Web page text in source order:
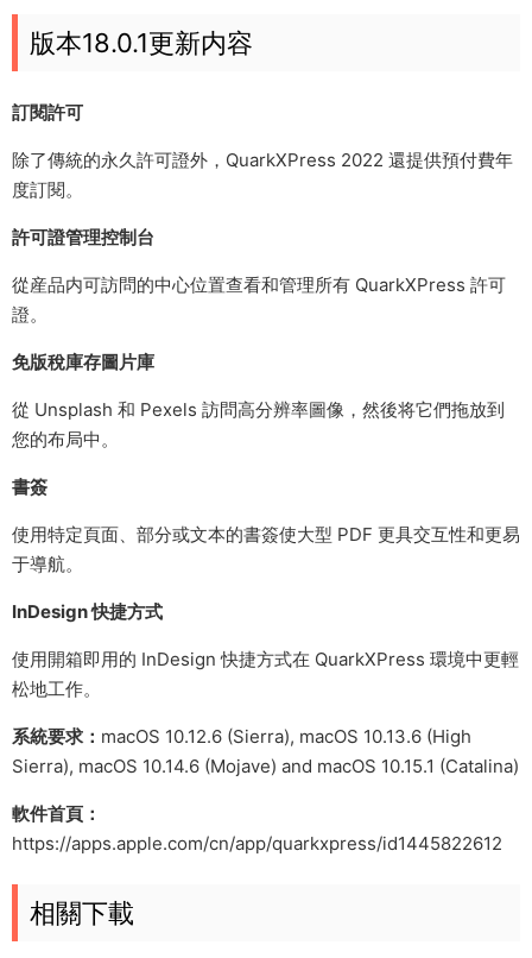
版本18.0.1更新内容
訂閱許可
除了傳統的永久許可證外，QuarkXPress 2022 還提供預付費年
度訂閱。
許可證管理控制台
從産品内可訪問的中心位置查看和管理所有 QuarkXPress 許可
證。
免版稅庫存圖片庫
從 Unsplash 和 Pexels 訪問高分辨率圖像，然後将它們拖放到
您的布局中。
書簽
使用特定頁面、部分或文本的書簽使大型 PDF 更具交互性和更易
于導航。
InDesign 快捷方式
使用開箱即用的 InDesign 快捷方式在 QuarkXPress 環境中更輕
松地工作。
系統要求： macOS 10.12.6 (Sierra), macOS 10.13.6 (High
Sierra), macOS 10.14.6 (Mojave) and macOS 10.15.1 (Catalina)
軟件首頁：
https://apps.apple.com/cn/app/quarkxpress/id1445822612
相關下載